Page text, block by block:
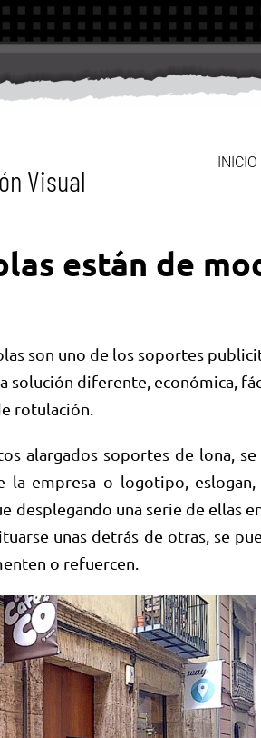
Visual
INICIO
están de
son uno de los soportes
solución diferente, económica,
rotulación.
alargados soportes de lona,
la empresa o logotipo,
desplegando una serie de ellas
unas detrás de otras, se
o refuercen.